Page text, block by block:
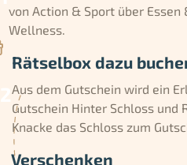
von Action & Sport über Essen
Wellness.
Rätselbox dazu
Aus dem Gutschein wird ein
Gutschein Hinter Schloss und
Knacke das Schloss zum
Verschenken